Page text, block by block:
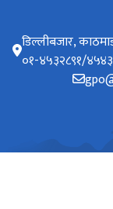
डिल्लीबजार,
०१-४५३२८९१/